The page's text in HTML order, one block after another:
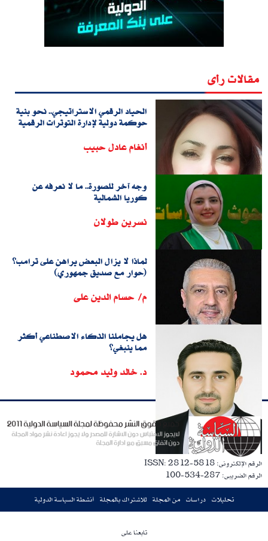
مقالات رأى
الحياد الرقمي الاستراتيجي.. نحو بنية
حوكمة دولية لإدارة التوترات الرقمية
أنغام عادل حبيب
وجه آخر للصورة.. ما لا نعرفه عن
كوريا الشمالية
نسرين طولان
لماذا لا يزال البعض يراهن على ترامب؟
(حوار مع صديق جمهوري)
م/ حسام الدين على
هل يجاملنا الذكاء الاصطناعي أكثر
مما ينبغي؟
د. خالد وليد محمود
الرقم الإلكترونى: ISSN: 2812-5818
الرقم الضريبى: 287-534-100
تحليلات دراسات من المجلة للاشتراك بالمجلة أنشطة السياسة الدولية
تابعنا على